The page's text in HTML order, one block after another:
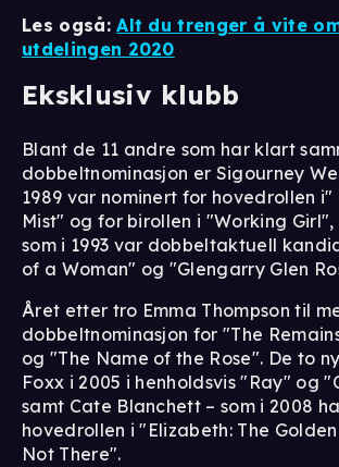
Les også:Alt du trenger å vite
utdelingen 2020
Eksklusiv klubb
Blant de 11 andre som har klart
dobbeltnominasjon er Sigourney
1989 var nominert for hovedrollen i"
Mist" og for birollen i "Working Girl",
som i 1993 var dobbeltaktuell
of a Woman" og "Glengarry Glen
Året etter tro Emma Thompson til
dobbeltnominasjon for "The
og "The Name of the Rose". De to
Foxx i 2005 i henholdsvis "Ray" og
samt Cate Blanchett – som i 2008
hovedrollen i "Elizabeth: The
Not There".